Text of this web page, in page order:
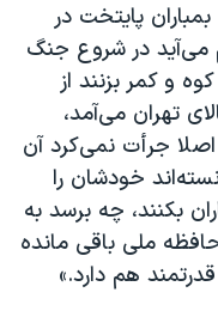
پایتخت در
می‌آید در شروع جنگ
و کمر بزنند از
تهران می‌آمد،
جرأت نمی‌کرد آن
خودشان را
بکنند، چه برسد به
ملی باقی مانده
هم دارد.»